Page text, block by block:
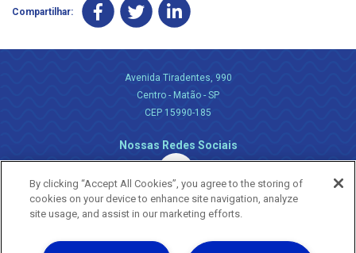
Compartilhar:
Avenida Tiradentes, 990
Centro - Matão - SP
CEP 15990-185
Nossas Redes Sociais
By clicking “Accept All Cookies”, you agree to the storing of
cookies on your device to enhance site navigation, analyze
site usage, and assist in our marketing efforts.